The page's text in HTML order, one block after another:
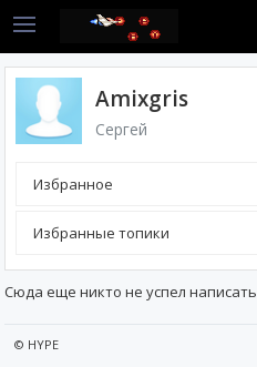
Amixgris
Сергей
Избранное
Избранные топики
Сюда еще никто не успел написать
© HYPE